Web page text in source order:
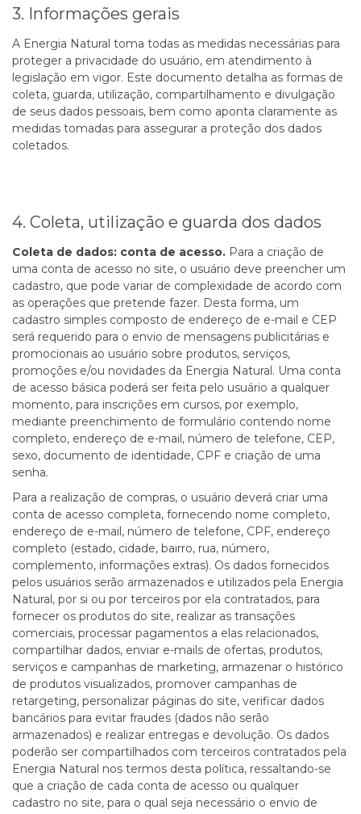
3. Informações gerais
A Energia Natural toma todas as medidas necessárias para
proteger a privacidade do usuário, em atendimento à
legislação em vigor. Este documento detalha as formas de
coleta, guarda, utilização, compartilhamento e divulgação
de seus dados pessoais, bem como aponta claramente as
medidas tomadas para assegurar a proteção dos dados
coletados.
4. Coleta, utilização e guarda dos dados
Coleta de dados: conta de acesso. Para a criação de
uma conta de acesso no site, o usuário deve preencher um
cadastro, que pode variar de complexidade de acordo com
as operações que pretende fazer. Desta forma, um
cadastro simples composto de endereço de e-mail e CEP
será requerido para o envio de mensagens publicitárias e
promocionais ao usuário sobre produtos, serviços,
promoções e/ou novidades da Energia Natural. Uma conta
de acesso básica poderá ser feita pelo usuário a qualquer
momento, para inscrições em cursos, por exemplo,
mediante preenchimento de formulário contendo nome
completo, endereço de e-mail, número de telefone, CEP,
sexo, documento de identidade, CPF e criação de uma
senha.
Para a realização de compras, o usuário deverá criar uma
conta de acesso completa, fornecendo nome completo,
endereço de e-mail, número de telefone, CPF, endereço
completo (estado, cidade, bairro, rua, número,
complemento, informações extras). Os dados fornecidos
pelos usuários serão armazenados e utilizados pela Energia
Natural, por si ou por terceiros por ela contratados, para
fornecer os produtos do site, realizar as transações
comerciais, processar pagamentos a elas relacionados,
compartilhar dados, enviar e-mails de ofertas, produtos,
serviços e campanhas de marketing, armazenar o histórico
de produtos visualizados, promover campanhas de
retargeting, personalizar páginas do site, verificar dados
bancários para evitar fraudes (dados não serão
armazenados) e realizar entregas e devolução. Os dados
poderão ser compartilhados com terceiros contratados pela
Energia Natural nos termos desta política, ressaltando-se
que a criação de cada conta de acesso ou qualquer
cadastro no site, para o qual seja necessário o envio de